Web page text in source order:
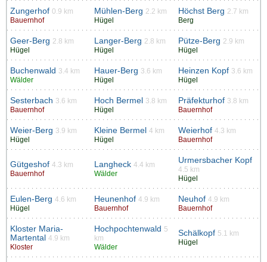
Zungerhof 0.9 km
Bauernhof
Mühlen-Berg 2.2 km
Hügel
Höchst Berg 2.7 km
Berg
Geer-Berg 2.8 km
Hügel
Langer-Berg 2.8 km
Hügel
Pütze-Berg 2.9 km
Hügel
Buchenwald 3.4 km
Wälder
Hauer-Berg 3.6 km
Hügel
Heinzen Kopf 3.6 km
Hügel
Sesterbach 3.6 km
Bauernhof
Hoch Bermel
3.8 km
Hügel
Präfekturhof 3.8 km
Bauernhof
Weier-Berg 3.9 km
Hügel
Kleine Bermel 4 km
Hügel
Weierhof 4.3 km
Bauernhof
Gütgeshof 4.3 km
Bauernhof
Langheck 4.4 km
Wälder
Urmersbacher Kopf
4.5 km
Hügel
Eulen-Berg 4.6 km
Hügel
Heunenhof 4.9 km
Bauernhof
Neuhof 4.9 km
Bauernhof
Kloster Maria-
Martental
4.9 km
Kloster
Hochpochtenwald 5
km
Wälder
Schälkopf 5.1 km
Hügel